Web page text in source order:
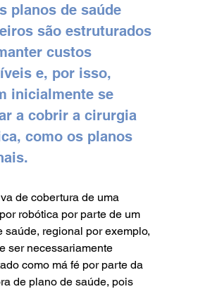
planos de saúde
são estruturados
custos
e, por isso,
inicialmente se
a cobrir a cirurgia
como os planos
de cobertura de uma
robótica por parte de um
saúde, regional por exemplo,
ser necessariamente
como má fé por parte da
de plano de saúde, pois